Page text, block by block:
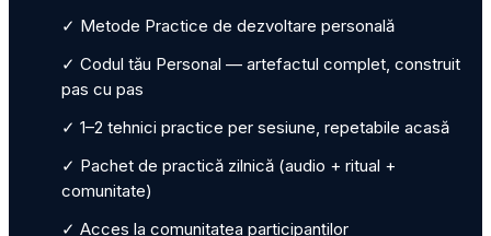
✓ Metode Practice de dezvoltare personală
✓ Codul tău Personal — artefactul complet, construit
pas cu pas
✓ 1–2 tehnici practice per sesiune, repetabile acasă
✓ Pachet de practică zilnică (audio + ritual +
comunitate)
✓ Acces la comunitatea participanților